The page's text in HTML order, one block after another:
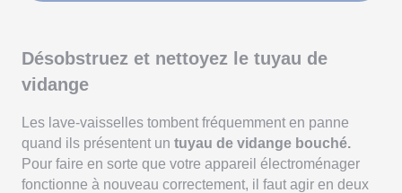
Désobstruez et nettoyez le tuyau de
vidange
Les lave-vaisselles tombent fréquemment en panne
quand ils présentent un tuyau de vidange bouché.
Pour faire en sorte que votre appareil électroménager
fonctionne à nouveau correctement, il faut agir en deux